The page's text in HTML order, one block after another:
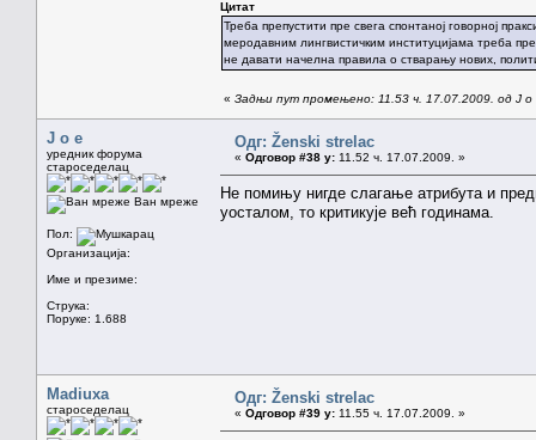
Цитат
Треба препустити пре свега спонтаној говорној
меродавним лингвистичким институцијама треба
не давати начелна правила о стварању нових,
« Задњи пут промењено: 11.53 ч. 17.07.2009. од J o
J o e
уредник форума
староседелац
Ван мреже
Пол:
Организација:
Име и презиме:
Струка:
Поруке: 1.688
Одг: Ženski strelac
« Одговор #38 у: 11.52 ч. 17.07.2009. »
Не помињу нигде слагање атрибута и
уосталом, то критикује већ годинама.
Madiuxa
староседелац
Одг: Ženski strelac
« Одговор #39 у: 11.55 ч. 17.07.2009. »